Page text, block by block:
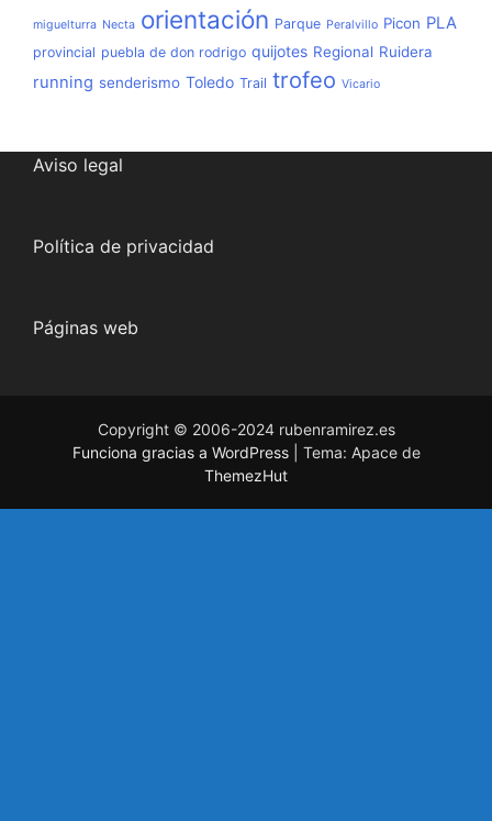
miguelturra Necta orientación Parque Peralvillo Picon PLA
provincial puebla de don rodrigo quijotes Regional Ruidera
running senderismo Toledo Trail trofeo Vicario
Aviso legal
Política de privacidad
Páginas web
Copyright © 2006-2024 rubenramirez.es
Funciona gracias a WordPress
Tema: Apace de
ThemezHut